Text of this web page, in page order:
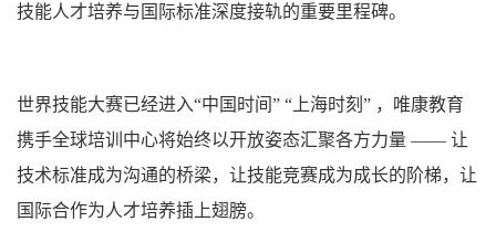
技能人才培养与国际标准深度接轨的重要里程碑。
世界技能大赛已经进入“中国时间” “上海时刻” ，唯康教育
携手全球培训中心将始终以开放姿态汇聚各方力量 —— 让
技术标准成为沟通的桥梁，让技能竞赛成为成长的阶梯，让
国际合作为人才培养插上翅膀。